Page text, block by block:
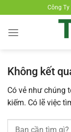
đến
nội
Công
Không kết
Có vẻ như chúng
kiếm. Có lẽ việc